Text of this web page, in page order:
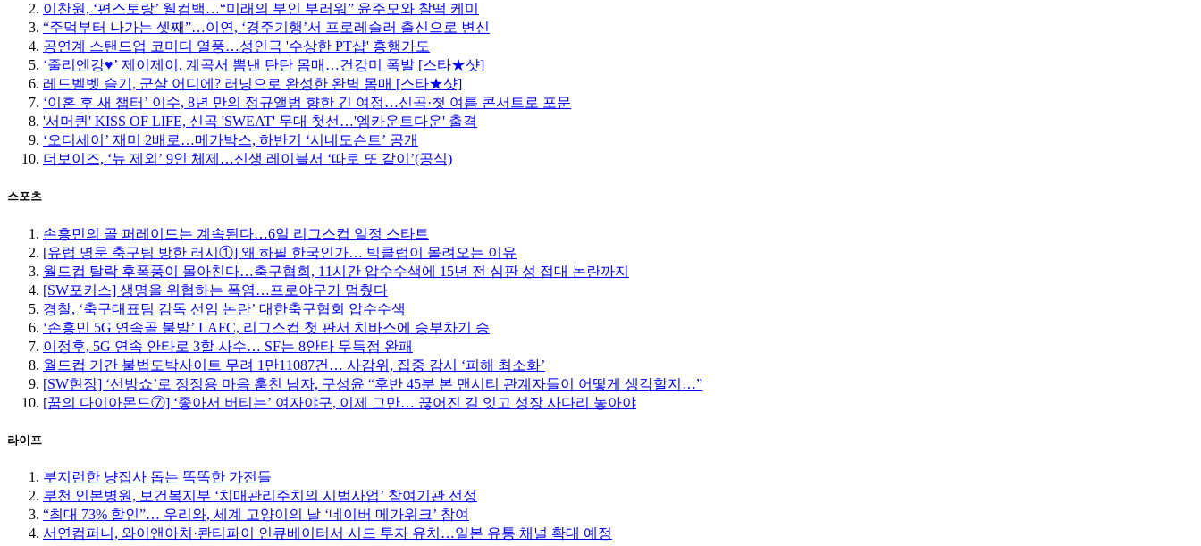
이찬원, ‘편스토랑’ 웰컴백…“미래의 부인 부러워” 윤주모와 찰떡 케미
“주먹부터 나가는 셋째”…이연, ‘경주기행’서 프로레슬러 출신으로 변신
공연계 스탠드업 코미디 열풍…성인극 '수상한 PT샵' 흥행가도
‘줄리엔강♥’ 제이제이, 계곡서 뽐낸 탄탄 몸매…건강미 폭발 [스타★샷]
레드벨벳 슬기, 군살 어디에? 러닝으로 완성한 완벽 몸매 [스타★샷]
‘이혼 후 새 챕터’ 이수, 8년 만의 정규앨범 향한 긴 여정…신곡·첫 여름 콘서트로 포문
'서머퀸' KISS OF LIFE, 신곡 'SWEAT' 무대 첫선…'엠카운트다운' 출격
‘오디세이’ 재미 2배로…메가박스, 하반기 ‘시네도슨트’ 공개
더보이즈, ‘뉴 제외’ 9인 체제…신생 레이블서 ‘따로 또 같이’(공식)
스포츠
손흥민의 골 퍼레이드는 계속된다…6일 리그스컵 일정 스타트
[유럽 명문 축구팀 방한 러시①] 왜 하필 한국인가… 빅클럽이 몰려오는 이유
월드컵 탈락 후폭풍이 몰아친다…축구협회, 11시간 압수수색에 15년 전 심판 성 접대 논란까지
[SW포커스] 생명을 위협하는 폭염…프로야구가 멈췄다
경찰, ‘축구대표팀 감독 선임 논란’ 대한축구협회 압수수색
‘손흥민 5G 연속골 불발’ LAFC, 리그스컵 첫 판서 치바스에 승부차기 승
이정후, 5G 연속 안타로 3할 사수… SF는 8안타 무득점 완패
월드컵 기간 불법도박사이트 무려 1만11087건… 사감위, 집중 감시 ‘피해 최소화’
[SW현장] ‘선방쇼’로 정정용 마음 훔친 남자, 구성윤 “후반 45분 본 맨시티 관계자들이 어떻게 생각할지…”
[꿈의 다이아몬드⑦] ‘좋아서 버티는’ 여자야구, 이제 그만… 끊어진 길 잇고 성장 사다리 놓아야
라이프
부지런한 냥집사 돕는 똑똑한 가전들
부천 인본병원, 보건복지부 ‘치매관리주치의 시범사업’ 참여기관 선정
“최대 73% 할인”… 우리와, 세계 고양이의 날 ‘네이버 메가위크’ 참여
서연컴퍼니, 와이앤아처·콴티파이 인큐베이터서 시드 투자 유치…일본 유통 채널 확대 예정